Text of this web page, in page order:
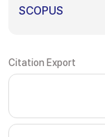
SCOPUS
Citation Export